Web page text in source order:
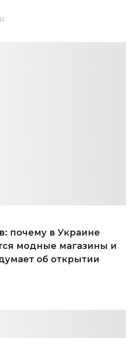
почему в Украине
модные магазины и
об открытии